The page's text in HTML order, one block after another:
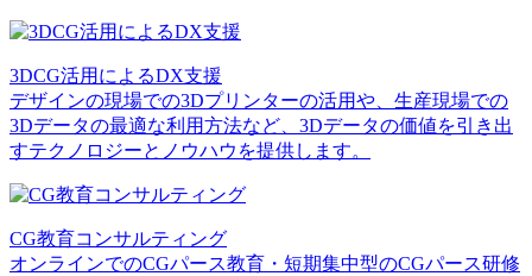
3DCG活用によるDX支援
デザインの現場での3Dプリンターの活用や、生産現場での
3Dデータの最適な利用方法など、3Dデータの価値を引き出
すテクノロジーとノウハウを提供します。
CG教育コンサルティング
オンラインでのCGパース教育・短期集中型のCGパース研修